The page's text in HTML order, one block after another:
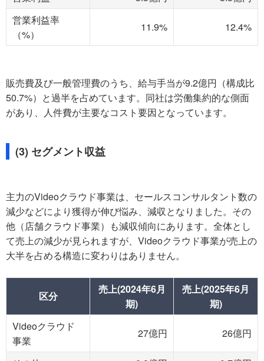
営業利益率
（%）
11.9% 12.4%
販売費及び一般管理費のうち、給与手当が9.2億円（構成比
50.7%）と過半を占めています。同社は労働集約的な側面
があり、人件費が主要なコスト要因となっています。
(3) セグメント収益
主力のVideoクラウド事業は、セールスコンサルタント数の
減少などにより獲得が伸び悩み、減収となりました。その
他（店舗クラウド事業）も減収傾向にあります。全体とし
て売上の減少が見られますが、Videoクラウド事業が売上の
大半を占める構造に変わりはありません。
区分
売上(2024年6月
期)
売上(2025年6月
期)
Videoクラウド
事業
27億円 26億円